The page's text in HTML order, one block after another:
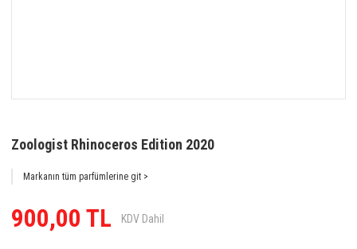
Zoologist Rhinoceros Edition 2020
Markanın tüm parfümlerine git >
900,00 TL KDV Dahil